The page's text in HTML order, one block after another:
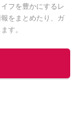
フを豊かにするレ
をまとめたり、ガ
す。
他の記事を読む